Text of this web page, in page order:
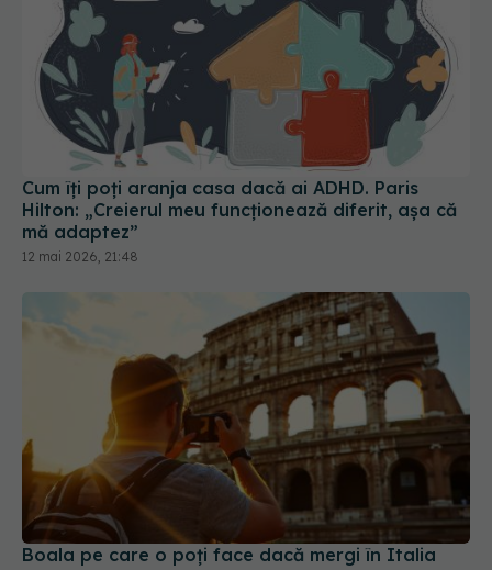
Cum îți poți aranja casa dacă ai ADHD. Paris
Hilton: „Creierul meu funcționează diferit, așa că
mă adaptez”
12 mai 2026, 21:48
Boala pe care o poți face dacă mergi în Italia